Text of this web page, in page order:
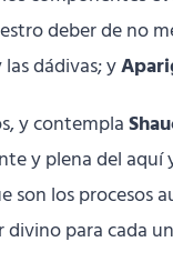
deber de no
dádivas; y
y contempla
y plena del aquí
son los procesos
para cada